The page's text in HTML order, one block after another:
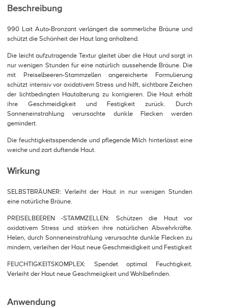
Beschreibung
990 Lait Auto-Bronzant verlängert die sommerliche Bräune und
schützt die Schönheit der Haut lang anhaltend.
Die leicht aufzutragende Textur gleitet über die Haut und sorgt in
nur wenigen Stunden für eine natürlich aussehende Bräune. Die
mit Preiselbeeren-Stammzellen angereicherte Formulierung
schützt intensiv vor oxidativem Stress und hilft, sichtbare Zeichen
der lichtbedingten Hautalterung zu korrigieren. Die Haut erhält
ihre Geschmeidigkeit und Festigkeit zurück. Durch
Sonneneinstrahlung verursachte dunkle Flecken werden
gemindert.
Die feuchtigkeitsspendende und pflegende Milch hinterlässt eine
weiche und zart duftende Haut.
Wirkung
SELBSTBRÄUNER: Verleiht der Haut in nur wenigen Stunden
eine natürliche Bräune.
PREISELBEEREN -STAMMZELLEN: Schützen die Haut vor
oxidativem Stress und stärken ihre natürlichen Abwehrkräfte.
Helen, durch Sonneneinstrahlung verursachte dunkle Flecken zu
mindern, verleihen der Haut neue Geschmeidigkeit und Festigkeit
FEUCHTIGKEITSKOMPLEX: Spendet optimal Feuchtigkeit.
Verleiht der Haut neue Geschmeiigkeit und Wohlbefinden.
Anwendung